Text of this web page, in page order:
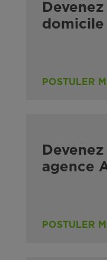
domicile
POSTULER
agence
POSTULER